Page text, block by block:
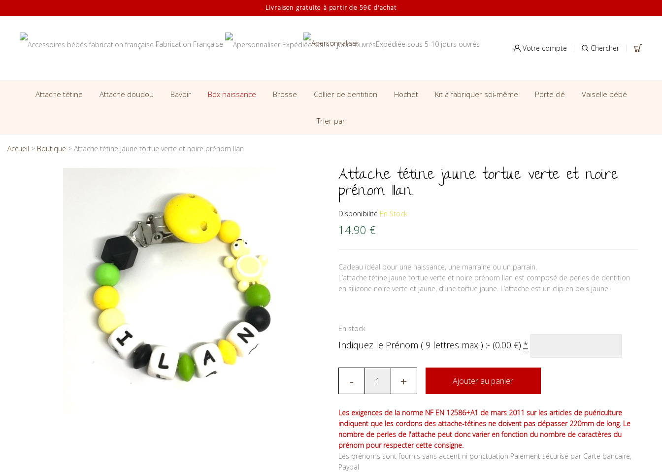
Livraison gratuite à partir de 59€ d'achat
Fabrication Française Expédiée sous 5-10 jours ouvrés Votre compte Chercher
Attache tétine Attache doudou Bavoir Box naissance Brosse Collier de dentition Hochet Kit à fabriquer soi-même Porte clé Vaiselle bébé
Trier par
Accueil > Boutique > Attache tétine jaune tortue verte et noire prénom Ilan
Attache tétine jaune tortue verte et noire
prénom Ilan
Disponibilité En Stock
14.90 €
Cadeau idéal pour une naissance, une marraine ou un parrain.
L’attache tétine jaune tortue verte et noire prénom Ilan est composé de perles de dentition
en silicone noire verte et jaune, d’une tortue jaune. L’attache est un clip en bois jaune.
En stock
Indiquez le Prénom ( 9 lettres max ) :- (0.00 €) *
- + Ajouter au panier
Les exigences de la norme NF EN 12586+A1 de mars 2011 sur les articles de puériculture
indiquent que les cordons des attache-tétines ne doivent pas dépasser 220mm de long. Le
nombre de perles de l'attache peut donc varier en fonction du nombre de caractères du
prénom pour respecter cette consigne.
Les prénoms sont fournis sans accent ni ponctuation Paiement sécurisé par Carte bancaire,
Paypal